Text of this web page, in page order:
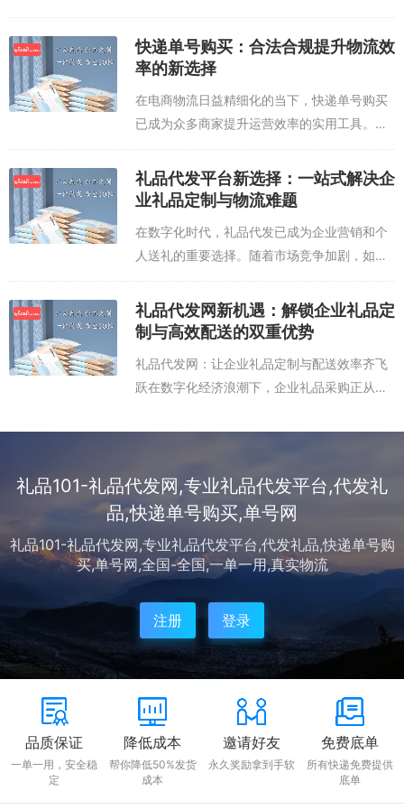
化供应链优势，打破传统贸易壁垒，为中小商
家、社群团长及创业者打造一站式礼品解决方
案。平台精选涵盖节日礼品、商务伴手礼、
快递单号购买：合法合规提升物流效
率的新选择
在电商物流日益精细化的当下，快递单号购买
已成为众多商家提升运营效率的实用工具。通
过正规渠道获取真实有效的快递单号，既能满
足平台对物流轨迹的展示要求，又能优化用户
购物体验，减少因虚假发货引发的纠纷。选
礼品代发平台新选择：一站式解决企
业礼品定制与物流难题
在数字化时代，礼品代发已成为企业营销和个
人送礼的重要选择。随着市场竞争加剧，如何
高效、低成本地完成礼品定制与配送成为关键
问题。礼品代发平台凭借其专业服务，为用户
提供从设计到物流的一站式解决方案。该平
礼品代发网新机遇：解锁企业礼品定
制与高效配送的双重优势
礼品代发网：让企业礼品定制与配送效率齐飞
跃在数字化经济浪潮下，企业礼品采购正从传
礼品代发网站凭借整合供应链资源、打通B2B
礼品101-礼品代发网,专业礼品代发平台,代发礼
品,快递单号购买,单号网
礼品101-礼品代发网,专业礼品代发平台,代发礼品,快递单号购
买,单号网,全国-全国,一单一用,真实物流
注册 登录
品质保证
一单一用，安全稳
定
降低成本
帮你降低50%发货
成本
邀请好友
永久奖励拿到手软
免费底单
所有快递免费提供
底单